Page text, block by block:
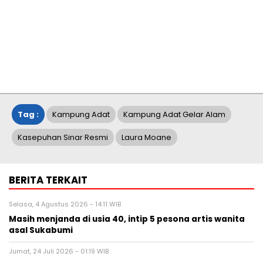
Tag : Kampung Adat Kampung Adat Gelar Alam
Kasepuhan Sinar Resmi Laura Moane
BERITA TERKAIT
Selasa, 4 Agustus 2026 - 14:11 WIB
Masih menjanda di usia 40, intip 5 pesona artis wanita
asal Sukabumi
Jumat, 24 Juli 2026 - 01:19 WIB